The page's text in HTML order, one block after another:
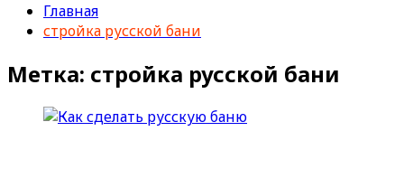
Главная
стройка русской бани
Метка: стройка русской бани